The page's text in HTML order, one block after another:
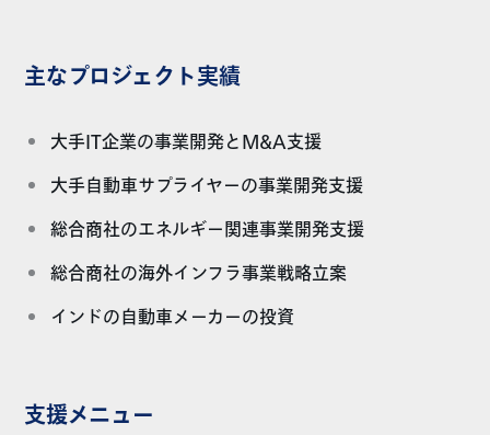
主なプロジェクト実績
大手IT企業の事業開発とM&A支援
大手自動車サプライヤーの事業開発支援
総合商社のエネルギー関連事業開発支援
総合商社の海外インフラ事業戦略立案
インドの自動車メーカーの投資
支援メニュー